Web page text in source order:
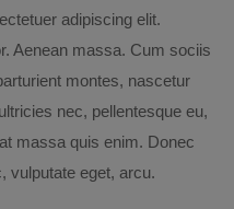
adipiscing elit.
Aenean massa. Cum sociis
montes, nascetur
nec, pellentesque eu,
massa quis enim. Donec
vulputate eget, arcu.